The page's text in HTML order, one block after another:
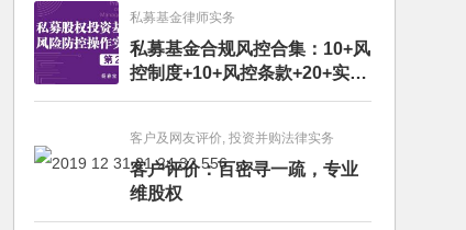
私募基金律师实务
私募基金合规风控合集：10+风
控制度+10+风控条款+20+实务
文章+每月动态
客户及网友评价, 投资并购法律实务
客户评价：百密寻一疏，专业
维股权